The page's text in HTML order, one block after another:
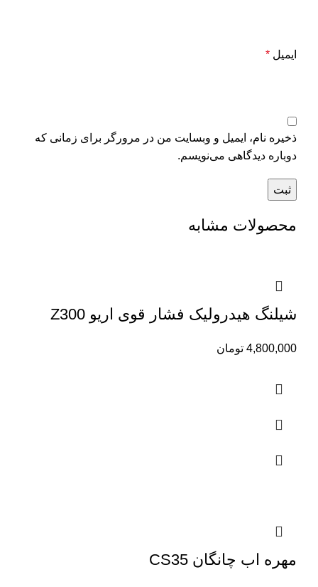
ایمیل *
ذخیره نام، ایمیل و وبسایت من در مرورگر برای زمانی که
دوباره دیدگاهی می‌نویسم.
محصولات مشابه
شیلنگ هیدرولیک فشار قوی اریو Z300
4,800,000 تومان
مهره اب چانگان CS35